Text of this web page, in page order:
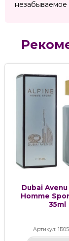
незабываемое
Dubai
Homme
35ml
Артикул: